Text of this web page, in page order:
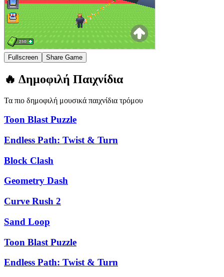
Fullscreen Share Game
🔥 Δημοφιλή Παιχνίδια
Τα πιο δημοφιλή μουσικά παιχνίδια τρόμου
Toon Blast Puzzle
Endless Path: Twist & Turn
Block Clash
Geometry Dash
Curve Rush 2
Sand Loop
Toon Blast Puzzle
Endless Path: Twist & Turn